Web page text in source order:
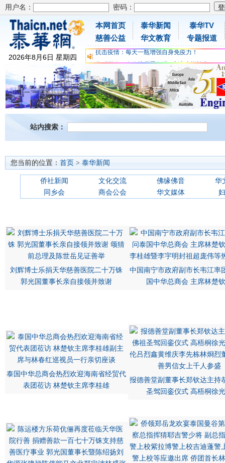
用户名： 密码：
2026年8月6日 星期四
本网首页
慈善公益
泰华新闻
华文教育
泰华TV
专题报道
为时不晚，人体胶原蛋白维C应该这样补充
关爱儿童健康，免费领取日本原装尤妮佳超立体
抗击疫情：每天一瓶增强自身免疫力！
为时不晚，人体胶原蛋白维C应该这样补充
关爱儿童健康，免费领取日本原装尤妮佳超立体
抗击疫情：每天一瓶增强自身免疫力！
站内搜索：
您当前的位置： 首页 > 泰华新闻
侨社新闻 文化交流 佛缘佛音
华
同乡会
商会公会 华文媒体
刘辉博士乐捐天华慈善医院二十万铢
郭光国董事长亲自接领并致谢
中国南宁市政府副市长韦江率
国中华总商会 主席林楚
泰国中华总商会热烈欢迎海南省经贸代
表团莅访 林楚钦主席李桂雄
报德善堂副董事长郑钦达主持
圣驾回銮仪式 高梧桐徐